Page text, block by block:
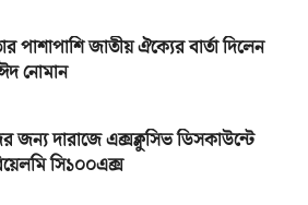
পাশাপাশি জাতীয় ঐক্যের বার্তা দিলেন
নোমান
জন্য দারাজে এক্সক্লুসিভ ডিসকাউন্টে
সি১০০এক্স